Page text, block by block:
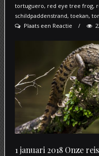
tortuguero, red eye tree frog,
schildpaddenstrand, toekan,
Plaats een Reactie
1 januari 2018 Onze